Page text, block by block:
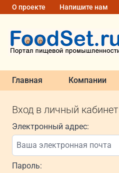
О проекте Напишите нам
Главная Компании
Вход в личный кабинет
Электронный адрес:
Пароль: